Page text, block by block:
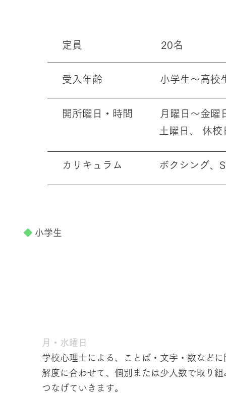
定員 20名
受入年齢 小学生～高校
開所曜日・時間 月曜日～金曜
土曜日、 休校日（長
カリキュラム ボクシング、
◆ 小学生
月・水曜日
学校心理士による、ことば・文字・数など
解度に合わせて、個別または少人数で取り
つなげていきます。